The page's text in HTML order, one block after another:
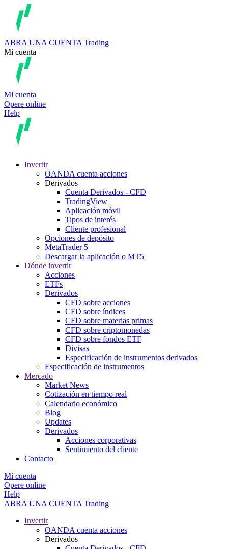
ABRA UNA CUENTA Trading
Mi cuenta
Mi cuenta
Opere online
Help
Invertir
OANDA cuenta acciones
Derivados
Cuenta Derivados - CFD
TradingView
Aplicación móvil
Tipos de interés
Cliente profesional
Opciones de depósito
MetaTrader 5
Descargar la aplicación o MT5
Dónde invertir
Acciones
ETFs
Derivados
CFD sobre acciones
CFD sobre índices
CFD sobre materias primas
CFD sobre criptomonedas
CFD sobre fondos ETF
Divisas
Especificación de instrumentos derivados
Especificación de instrumentos
Mercado
Market News
Cotización en tiempo real
Calendario económico
Blog
Updates
Derivados
Acciones corporativas
Sentimiento del cliente
Contacto
Mi cuenta
Opere online
Help
ABRA UNA CUENTA Trading
Invertir
OANDA cuenta acciones
Derivados